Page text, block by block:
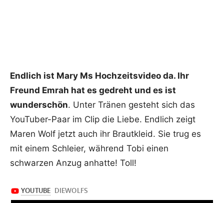
Endlich ist Mary Ms Hochzeitsvideo da. Ihr
Freund Emrah hat es gedreht und es ist
wunderschön. Unter Tränen gesteht sich das
YouTuber-Paar im Clip die Liebe. Endlich zeigt
Maren Wolf jetzt auch ihr Brautkleid. Sie trug es
mit einem Schleier, während Tobi einen
schwarzen Anzug anhatte! Toll!